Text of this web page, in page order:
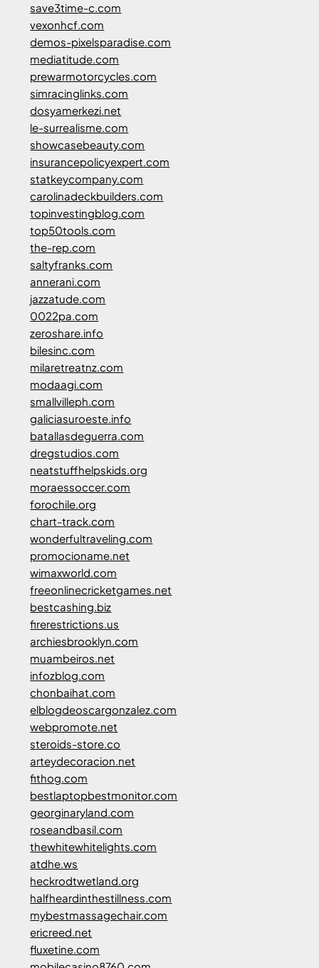
save3time-c.com
vexonhcf.com
demos-pixelsparadise.com
mediatitude.com
prewarmotorcycles.com
simracinglinks.com
dosyamerkezi.net
le-surrealisme.com
showcasebeauty.com
insurancepolicyexpert.com
statkeycompany.com
carolinadeckbuilders.com
topinvestingblog.com
top50tools.com
the-rep.com
saltyfranks.com
annerani.com
jazzatude.com
0022pa.com
zeroshare.info
bilesinc.com
milaretreatnz.com
modaagi.com
smallvilleph.com
galiciasuroeste.info
batallasdeguerra.com
dregstudios.com
neatstuffhelpskids.org
moraessoccer.com
forochile.org
chart-track.com
wonderfultraveling.com
promocioname.net
wimaxworld.com
freeonlinecricketgames.net
bestcashing.biz
firerestrictions.us
archiesbrooklyn.com
muambeiros.net
infozblog.com
chonbaihat.com
elblogdeoscargonzalez.com
webpromote.net
steroids-store.co
arteydecoracion.net
fithog.com
bestlaptopbestmonitor.com
georginaryland.com
roseandbasil.com
thewhitewhitelights.com
atdhe.ws
heckrodtwetland.org
halfheardinthestillness.com
mybestmassagechair.com
ericreed.net
fluxetine.com